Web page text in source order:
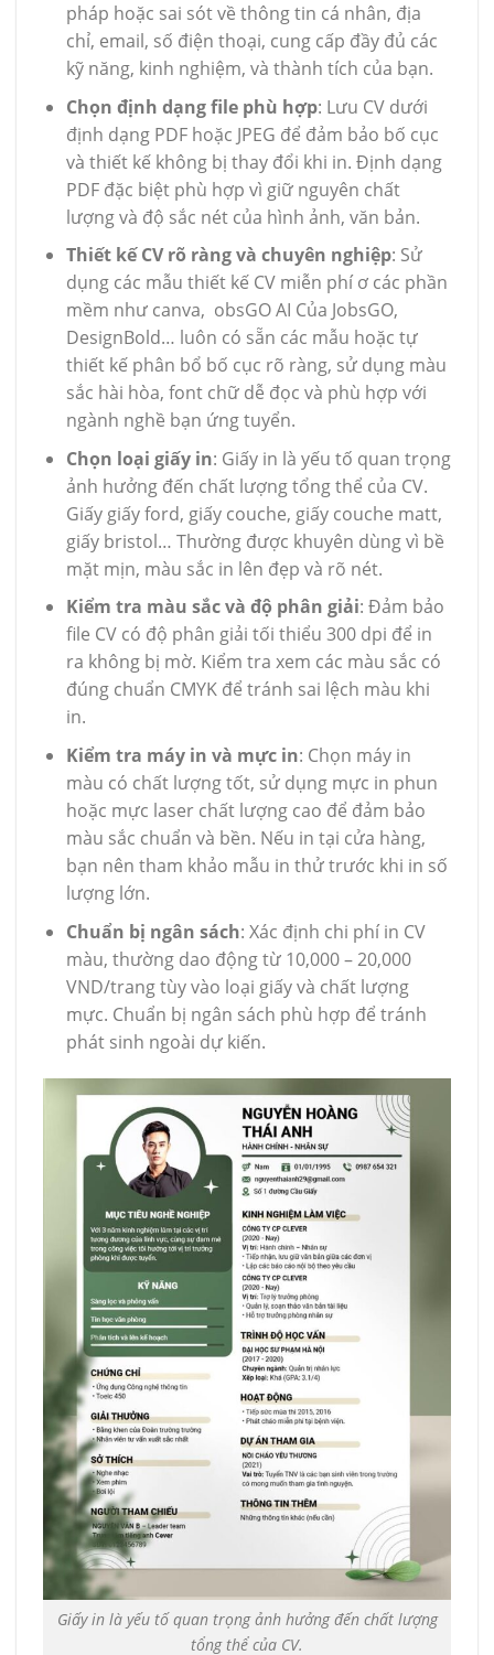
pháp hoặc sai sót về thông tin cá nhân, địa
chỉ, email, số điện thoại, cung cấp đầy đủ các
kỹ năng, kinh nghiệm, và thành tích của bạn.
Chọn định dạng file phù hợp: Lưu CV dưới
định dạng PDF hoặc JPEG để đảm bảo bố cục
và thiết kế không bị thay đổi khi in. Định dạng
PDF đặc biệt phù hợp vì giữ nguyên chất
lượng và độ sắc nét của hình ảnh, văn bản.
Thiết kế CV rõ ràng và chuyên nghiệp: Sử
dụng các mẫu thiết kế CV miễn phí ơ các phần
mềm như canva, obsGO AI Của JobsGO,
DesignBold… luôn có sẵn các mẫu hoặc tự
thiết kế phân bổ bố cục rõ ràng, sử dụng màu
sắc hài hòa, font chữ dễ đọc và phù hợp với
ngành nghề bạn ứng tuyển.
Chọn loại giấy in: Giấy in là yếu tố quan trọng
ảnh hưởng đến chất lượng tổng thể của CV.
Giấy giấy ford, giấy couche, giấy couche matt,
giấy bristol… Thường được khuyên dùng vì bề
mặt mịn, màu sắc in lên đẹp và rõ nét.
Kiểm tra màu sắc và độ phân giải: Đảm bảo
file CV có độ phân giải tối thiểu 300 dpi để in
ra không bị mờ. Kiểm tra xem các màu sắc có
đúng chuẩn CMYK để tránh sai lệch màu khi
in.
Kiểm tra máy in và mực in: Chọn máy in
màu có chất lượng tốt, sử dụng mực in phun
hoặc mực laser chất lượng cao để đảm bảo
màu sắc chuẩn và bền. Nếu in tại cửa hàng,
bạn nên tham khảo mẫu in thử trước khi in số
lượng lớn.
Chuẩn bị ngân sách: Xác định chi phí in CV
màu, thường dao động từ 10,000 – 20,000
VND/trang tùy vào loại giấy và chất lượng
mực. Chuẩn bị ngân sách phù hợp để tránh
phát sinh ngoài dự kiến.
Giấy in là yếu tố quan trọng ảnh hưởng đến chất lượng
tổng thể của CV.